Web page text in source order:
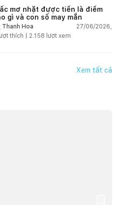
mơ nhặt được tiền là điềm
gì và con số may mắn
Thanh Hoa
27/06/2026,
lượt thích | 2.158 lượt xem
Xem tất cả